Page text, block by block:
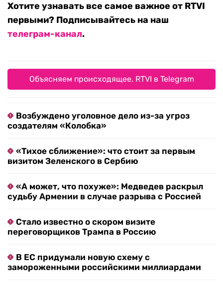
Хотите узнавать все самое важное от RTVI
первыми? Подписывайтесь на наш
телеграм-канал.
Объясняем происходящее. RTVI в Telegram
Возбуждено уголовное дело из-за угроз
создателям «Колобка»
«Тихое сближение»: что стоит за первым
визитом Зеленского в Сербию
«А может, что похуже»: Медведев раскрыл
судьбу Армении в случае разрыва с Россией
Стало известно о скором визите
переговорщиков Трампа в Россию
В ЕС придумали новую схему с
замороженными российскими миллиардами